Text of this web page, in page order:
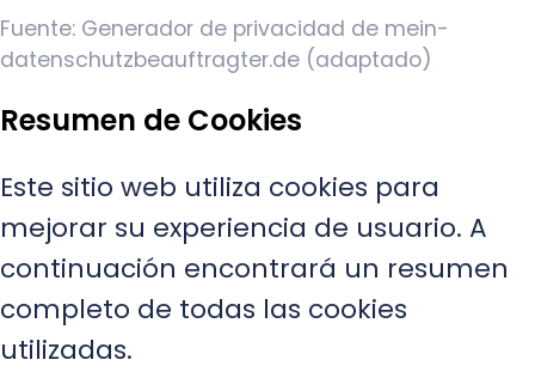
Fuente: Generador de privacidad de mein-
datenschutzbeauftragter.de (adaptado)
Resumen de Cookies
Este sitio web utiliza cookies para
mejorar su experiencia de usuario. A
continuación encontrará un resumen
completo de todas las cookies
utilizadas.